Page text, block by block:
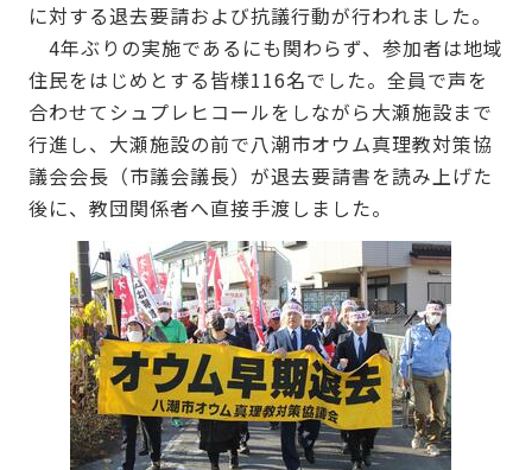
に対する退去要請および抗議行動が行われました。
4年ぶりの実施であるにも関わらず、参加者は地域
住民をはじめとする皆様116名でした。全員で声を
合わせてシュプレヒコールをしながら大瀬施設まで
行進し、大瀬施設の前で八潮市オウム真理教対策協
議会会長（市議会議長）が退去要請書を読み上げた
後に、教団関係者へ直接手渡しました。